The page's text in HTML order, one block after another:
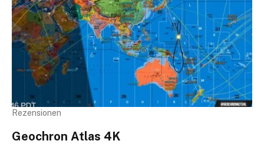
Rezensionen
Geochron Atlas 4K